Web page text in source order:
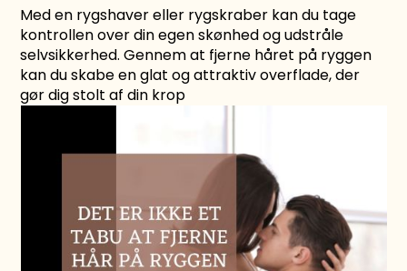
Med en rygshaver eller rygskraber kan du tage
kontrollen over din egen skønhed og udstråle
selvsikkerhed. Gennem at fjerne håret på ryggen
kan du skabe en glat og attraktiv overflade, der
gør dig stolt af din krop